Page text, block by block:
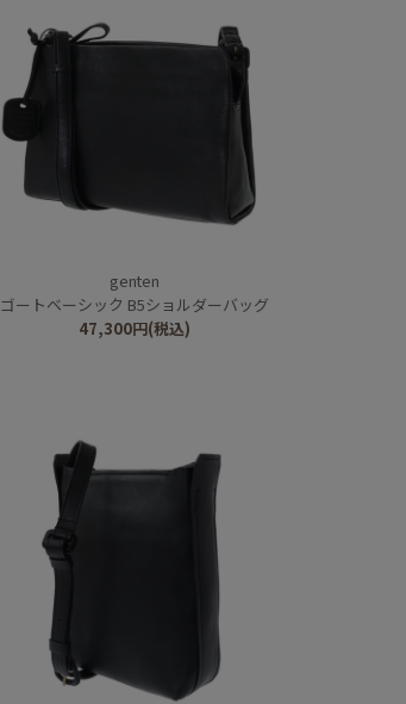
genten
ゴートベーシック B5ショルダーバッグ
47,300円(税込)